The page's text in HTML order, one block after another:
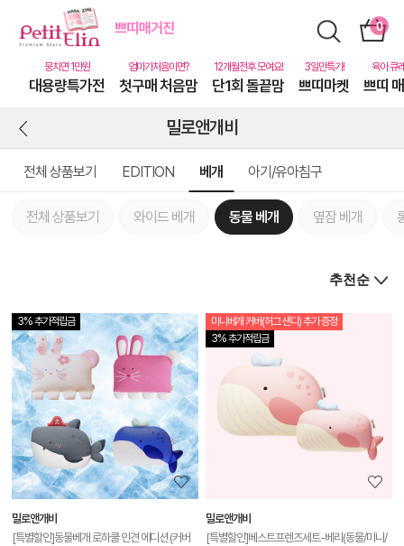
대용량특가전 첫구매 처음맘 단1회 돌끝맘 쁘띠마켓 쁘띠
밀로앤개비
전체 상품보기 EDITION 베개 아기/유아침구
전체 상품보기 와이드 베개 동물 베개 옆잠 베개
3% 추가적립금
상
품
상
세
정
보
보
기
밀로앤개비
[특별할인]동물베개 로하쿨 인견 에디션 (커버
3% 추가적립금
미니베개 커버(허그 샌디) 추가 증정
밀로앤개비
[특별할인]베스트프렌즈세트-베리(동물/미니/